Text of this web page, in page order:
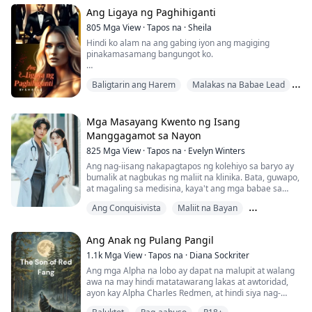
Para lamang sa edad 18 pataas.---Dalawang kabataan,
isang party at ang hindi mapagkakailang kapareha.
Pero, hindi siya masaya, dahil ang kanyang mahal ay si
Ate Lani.
Ang Ligaya ng Paghihiganti
805 Mga View·Tapos na ·Sheila
Hindi ko alam na ang gabing iyon ang magiging
pinakamasamang bangungot ko.
dalawang taon ng pang-aapi, sa wakas ay tinanggap na
maging kaibigan ko. Pero... nangyari ang bagay na iyon.
Hindi ko makakalimutan ang nangyari sa akin noong
gabing iyon.
Hindi ko makakalimutan na hindi ako nabigyan ng
hustisya na nararapat sa akin.
Gusto ko ng paghihiganti. Gusto ko silang patayin...
Underboss ng Blood Disciples.
Alam kong in love si Xavier kay Joy mula nang makilala
niya ito. Pero hindi iyon naging hadlang sa akin o kay
Baligtarin ang Harem
Malakas na Babae Lead
Mga Masayang Kwento ng Isang
Manggagamot sa Nayon
825 Mga View·Tapos na · Evelyn Winters
Ang nag-iisang nakapagtapos ng kolehiyo sa baryo ay
bumalik at nagbukas ng maliit na klinika. Bata, guwapo,
at magaling sa medisina, kaya't ang mga babae sa
tuwing gabi...
Ang Conquisivista
Maliit na Bayan
Ang Anak ng Pulang Pangil
1.1k Mga View·Tapos na · Diana Sockriter
Ang mga Alpha na lobo ay dapat na malupit at walang
awa na may hindi matatawarang lakas at awtoridad,
ayon kay Alpha Charles Redmen, at hindi siya nag-